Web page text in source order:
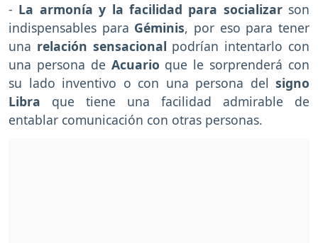
- La armonía y la facilidad para socializar son
indispensables para Géminis, por eso para tener
una relación sensacional podrían intentarlo con
una persona de Acuario que le sorprenderá con
su lado inventivo o con una persona del signo
Libra que tiene una facilidad admirable de
entablar comunicación con otras personas.